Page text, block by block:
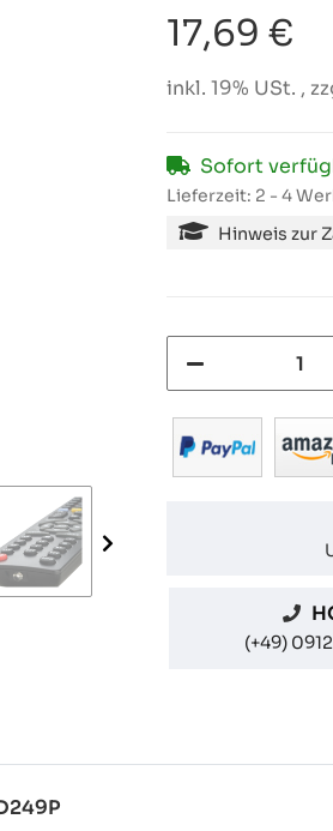
17,69 €
inkl. 19% USt. ,
Sofort
Lieferzeit: 2 - 4
Hinweis zur
(+49)